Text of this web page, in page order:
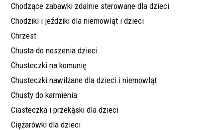
Chodzące zabawki zdalnie sterowane dla dzieci
Chodziki i jeździki dla niemowląt i dzieci
Chrzest
Chusta do noszenia dzieci
Chusteczki na komunię
Chusteczki nawilżane dla dzieci i niemowląt
Chusty do karmienia
Ciasteczka i przekąski dla dzieci
Ciężarówki dla dzieci